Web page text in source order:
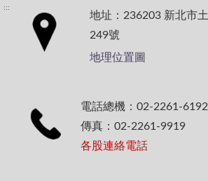
:::
地址：236203 新北市
249號
地理位置圖
電話總機：02-2261-6192
傳真：02-2261-9919
各股連絡電話